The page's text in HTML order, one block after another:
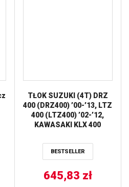
TŁOK SUZUKI (4T) DRZ
400 (DRZ400) ’00-’13, LTZ
400 (LTZ400) ’02-’12,
KAWASAKI KLX 400
(89,96MM) (HC
13.5:1=+1,30) (2
BESTSELLER
645,83 zł